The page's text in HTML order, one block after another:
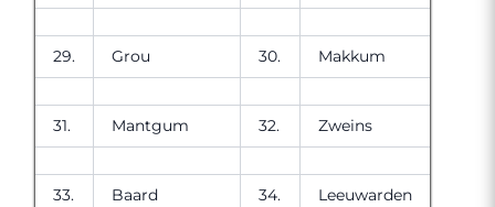
29. Grou 30. Makkum
31. Mantgum 32. Zweins
33. Baard 34. Leeuwarden